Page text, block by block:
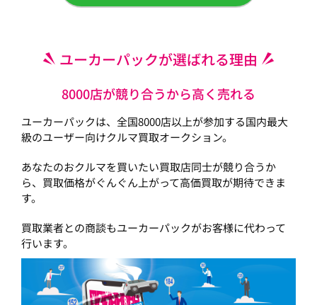
ユーカーパックが選ばれる理由
8000店が競り合うから高く売れる
ユーカーパックは、全国8000店以上が参加する国内最大
級のユーザー向けクルマ買取オークション。
あなたのおクルマを買いたい買取店同士が競り合うか
ら、買取価格がぐんぐん上がって高価買取が期待できま
す。
買取業者との商談もユーカーパックがお客様に代わって
行います。